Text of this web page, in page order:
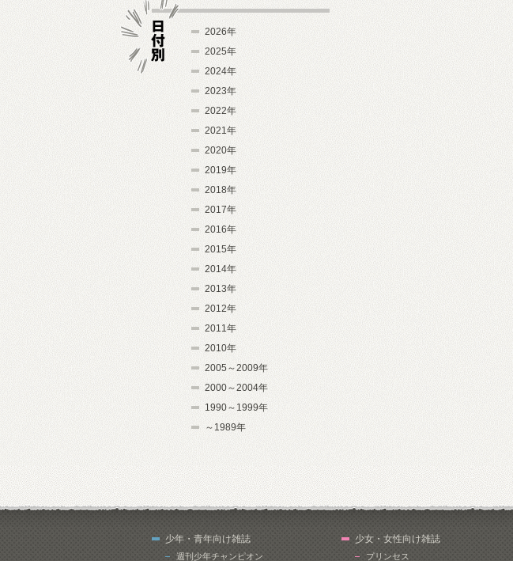
2026年
2025年
2024年
2023年
2022年
2021年
2020年
2019年
2018年
2017年
2016年
2015年
2014年
2013年
2012年
2011年
2010年
2005～2009年
2000～2004年
1990～1999年
～1989年
少年・青年向け雑誌
週刊少年チャンピオン
少女・女性向け雑誌
プリンセス